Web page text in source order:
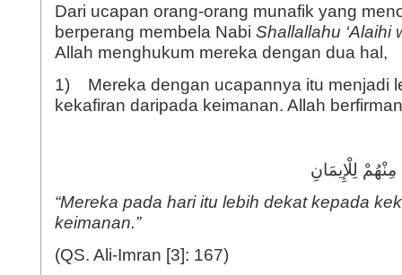
Dari ucapan orang-orang munafik yang
berperang membela Nabi Shallallahu ‘Alaihi
Allah menghukum mereka dengan dua hal,
1) Mereka dengan ucapannya itu menjadi
kekafiran daripada keimanan. Allah
“Mereka pada hari itu lebih dekat kepada
keimanan.”
(QS. Ali-Imran [3]: 167)